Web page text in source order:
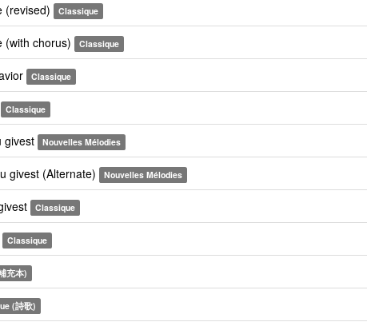
(revised) Classique
(with chorus) Classique
Classique
Classique
givest Nouvelles Mélodies
givest (Alternate) Nouvelles Mélodies
Classique
Classique
充本)
(詩歌)